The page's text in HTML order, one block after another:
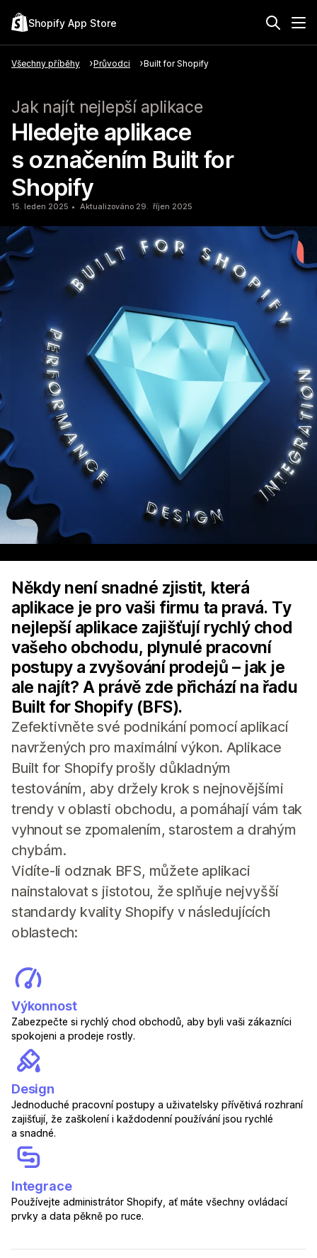
Shopify App Store
Všechny příběhy Průvodci Built for Shopify
Jak najít nejlepší aplikace
Hledejte aplikace
s označením Built for
Shopify
15. leden 2025 Aktualizováno 29. říjen 2025
Někdy není snadné zjistit, která
aplikace je pro vaši firmu ta pravá. Ty
nejlepší aplikace zajišťují rychlý chod
vašeho obchodu, plynulé pracovní
postupy a zvyšování prodejů – jak je
ale najít? A právě zde přichází na řadu
Built for Shopify (BFS).
Zefektivněte své podnikání pomocí aplikací
navržených pro maximální výkon. Aplikace
Built for Shopify prošly důkladným
testováním, aby držely krok s nejnovějšími
trendy v oblasti obchodu, a pomáhají vám tak
vyhnout se zpomalením, starostem a drahým
chybám.
Vidíte-li odznak BFS, můžete aplikaci
nainstalovat s jistotou, že splňuje nejvyšší
standardy kvality Shopify v následujících
oblastech:
Výkonnost
Zabezpečte si rychlý chod obchodů, aby byli vaši zákazníci
spokojeni a prodeje rostly.
Design
Jednoduché pracovní postupy a uživatelsky přívětivá rozhraní
zajišťují, že zaškolení i každodenní používání jsou rychlé
a snadné.
Integrace
Používejte administrátor Shopify, ať máte všechny ovládací
prvky a data pěkně po ruce.